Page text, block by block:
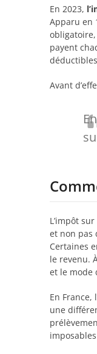
En 2023,
Apparu en
payent
Avant
L’impôt
et non pas
Certaines
le revenu.
et le mode
En
une